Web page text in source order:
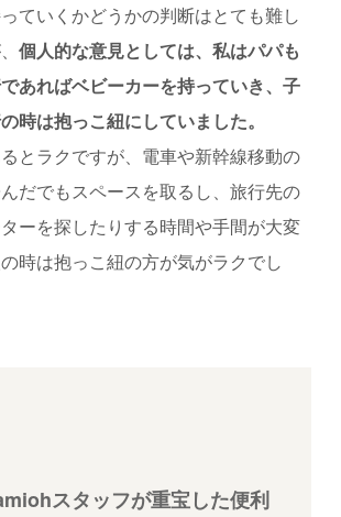
ていくかどうかの判断はとても難し
個人的な意見としては、私はパパも
あればベビーカーを持っていき、子
時は抱っこ紐にしていました。
とラクですが、電車や新幹線移動の
だでもスペースを取るし、旅行先の
ーを探したりする時間や手間が大変
時は抱っこ紐の方が気がラクでし
スタッフが重宝した便利